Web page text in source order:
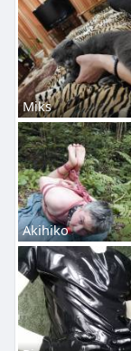
Miks
Akihiko